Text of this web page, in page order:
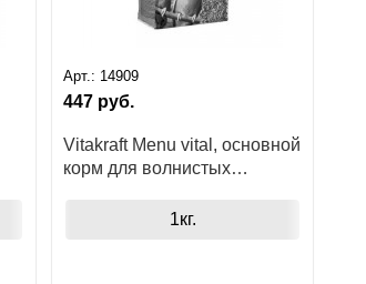
Арт.: 14909
447 руб.
Vitakraft Menu vital, основной
корм для волнистых
1кг.